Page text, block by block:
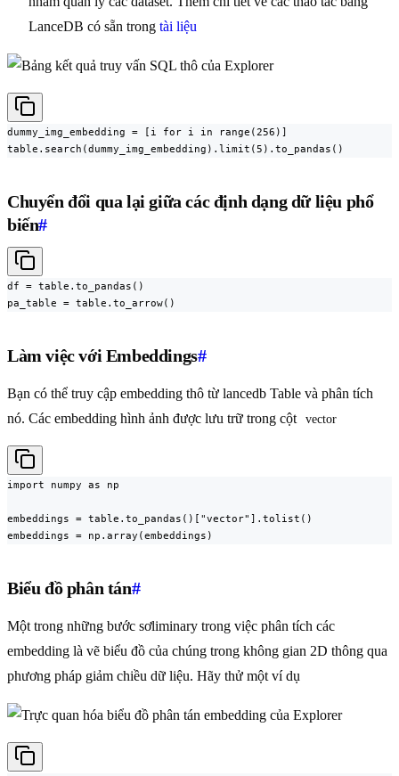
LanceDB có sẵn trong tài liệu
dummy_img_embedding = [i for i in range(256)]
table.search(dummy_img_embedding).limit(5).to_pandas()
Chuyển đổi qua lại giữa các định dạng dữ liệu phổ
biến#
df = table.to_pandas()
pa_table = table.to_arrow()
Làm việc với Embeddings#
Bạn có thể truy cập embedding thô từ lancedb Table và phân tích
nó. Các embedding hình ảnh được lưu trữ trong cột
vector
import numpy as np
embeddings = table.to_pandas()["vector"].tolist()
embeddings = np.array(embeddings)
Biểu đồ phân tán#
Một trong những bước sơliminary trong việc phân tích các
embedding là vẽ biểu đồ của chúng trong không gian 2D thông qua
phương pháp giảm chiều dữ liệu. Hãy thử một ví dụ